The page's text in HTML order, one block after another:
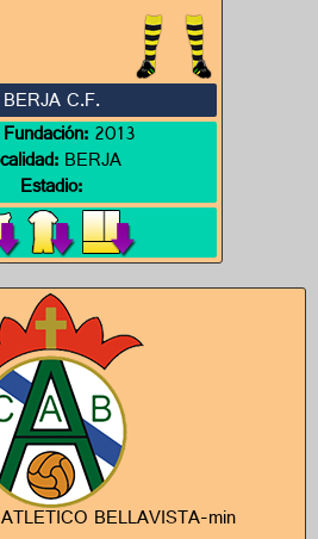
BERJA C.F.
2013
BERJA
Estadio: